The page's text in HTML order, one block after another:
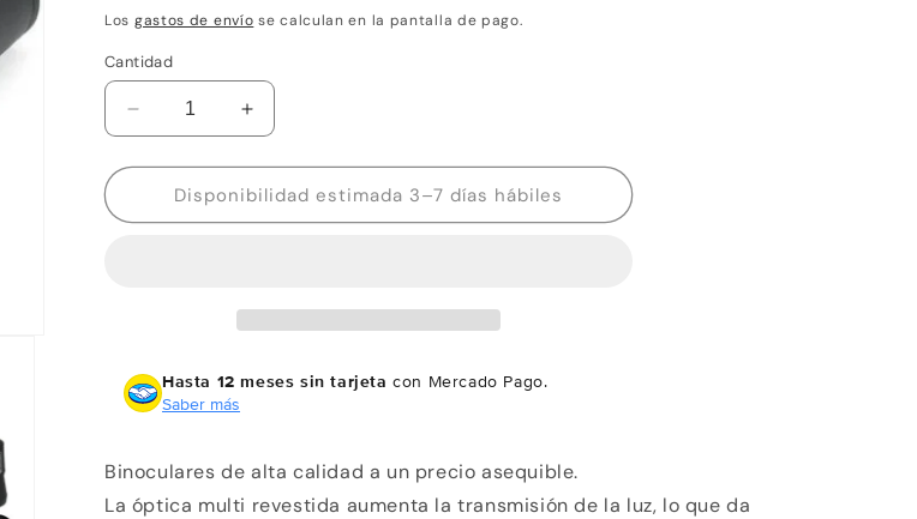
habitual
Los gastos de envío se calculan en la pantalla de pago.
Cantidad
Reducir
cantidad
para
Binocular
UpClose
Aumentar
cantidad
para
Binocular
UpClose
Disponibilidad estimada 3–7 días hábiles
Hasta 12 meses sin tarjeta con Mercado Pago.
Saber más
Binoculares de alta calidad a un precio asequible.
La óptica multi revestida aumenta la transmisión de la luz, lo que da